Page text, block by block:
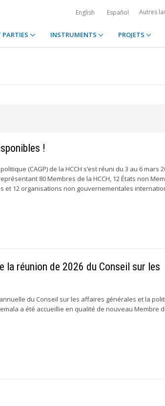
English Español Autres
PARTIES INSTRUMENTS PROJETS
!
(CAGP) de la HCCH s’est réuni du 3 au 6 mars
80 Membres de la HCCH, 12 États non
et 12 organisations non gouvernementales
la réunion de 2026 du Conseil sur les
du Conseil sur les affaires générales et la
a été accueillie en qualité de nouveau Membre